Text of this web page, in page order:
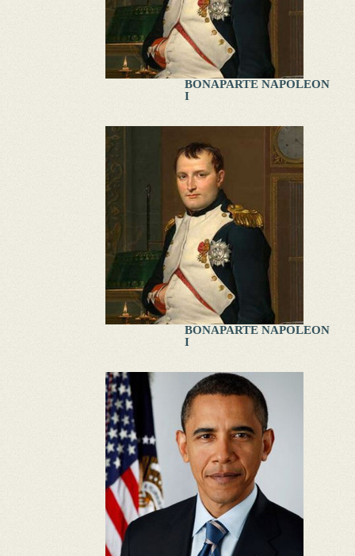
BONAPARTE NAPOLEON
I
BONAPARTE NAPOLEON
I